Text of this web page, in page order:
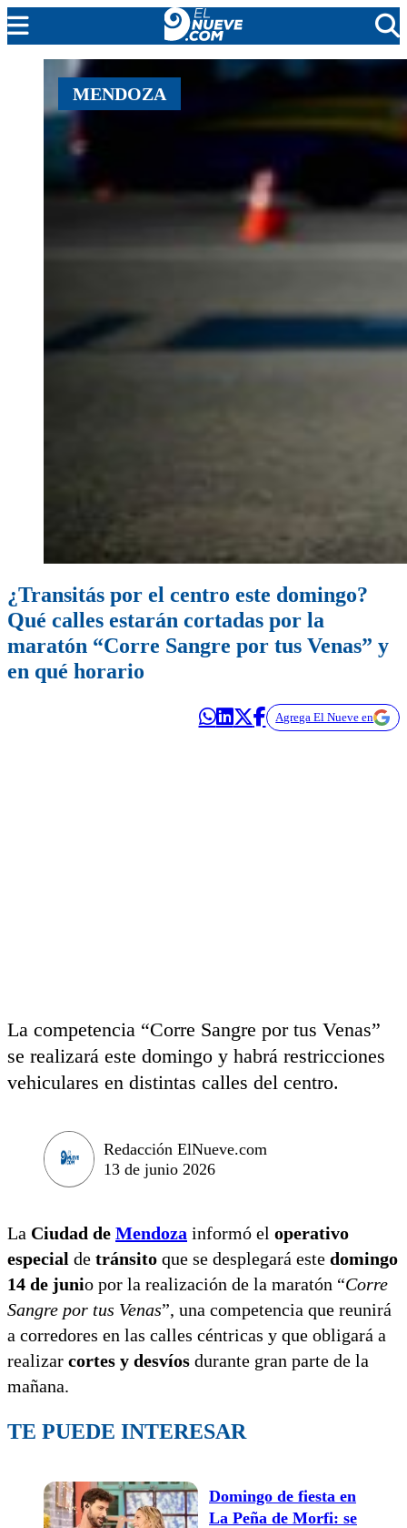
MENDOZA
CADA DÍA
ARGENTINA
PROTAGONISTAS
MENDOZA
¿Transitás por el centro este domingo?
Qué calles estarán cortadas por la
maratón “Corre Sangre por tus Venas” y
en qué horario
Agrega El Nueve en
La competencia “Corre Sangre por tus Venas”
se realizará este domingo y habrá restricciones
vehiculares en distintas calles del centro.
Redacción ElNueve.com
13 de junio 2026
La Ciudad de Mendoza informó el operativo
especial de tránsito que se desplegará este domingo
14 de junio por la realización de la maratón “Corre
Sangre por tus Venas”, una competencia que reunirá
a corredores en las calles céntricas y que obligará a
realizar cortes y desvíos durante gran parte de la
mañana.
TE PUEDE INTERESAR
Domingo de fiesta en
La Peña de Morfi: se